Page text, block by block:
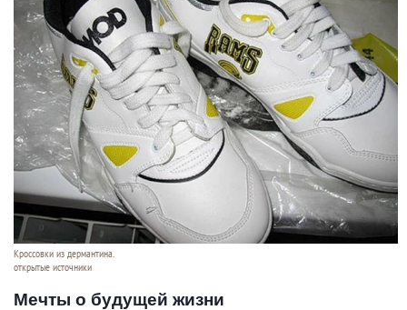
Кроссовки из дермантина.
открытые источники
Мечты о будущей жизни